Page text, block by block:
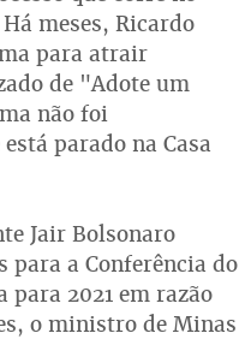
meses, Ricardo
para atrair
de "Adote um
não foi
parado na Casa
Jair Bolsonaro
para a Conferência do
para 2021 em razão
o ministro de Minas